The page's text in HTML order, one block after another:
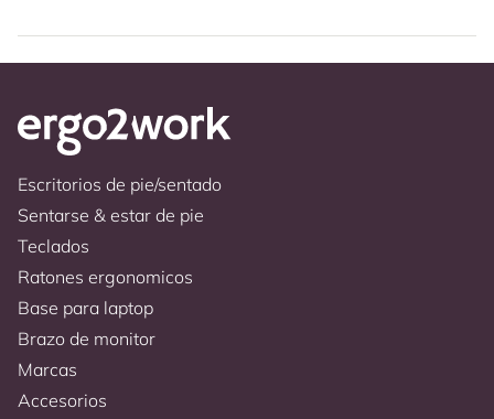
Escritorios de pie/sentado
Sentarse & estar de pie
Teclados
Ratones ergonomicos
Base para laptop
Brazo de monitor
Marcas
Accesorios